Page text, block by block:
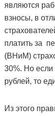
являются
взносы, в
платить за
(ВНиМ)
30%. Но если
рублей, то
Из этого